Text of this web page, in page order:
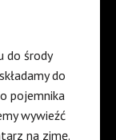
do środy
do
pojemnika
wywieźć
na zimę.